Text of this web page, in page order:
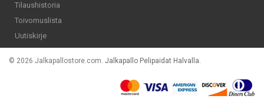
Tilaushistoria
Toivomuslista
Uutiskirje
© 2026 Jalkapallostore.com. Jalkapallo Pelipaidat Halvalla.